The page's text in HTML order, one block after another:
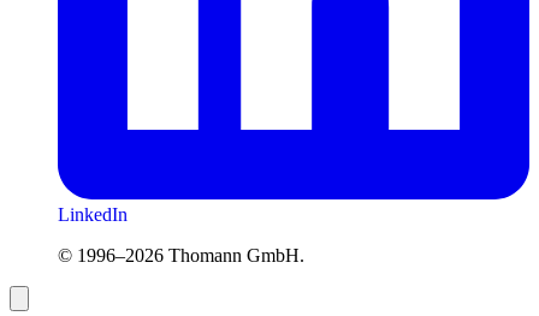
LinkedIn
© 1996–2026 Thomann GmbH.